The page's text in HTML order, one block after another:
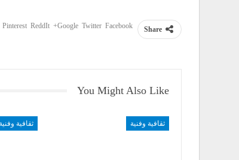
Share
Facebook
Twitter
Google+
ReddIt
Pinterest
You Might Also Like
ثقافية وفنية ثقافية